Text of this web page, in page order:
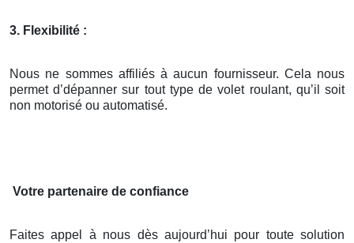
3. Flexibilité :
Nous ne sommes affiliés à aucun fournisseur. Cela nous
permet d’dépanner sur tout type de volet roulant, qu’il soit
non motorisé ou automatisé.
Votre partenaire de confiance
Faites appel à nous dès aujourd’hui pour toute solution